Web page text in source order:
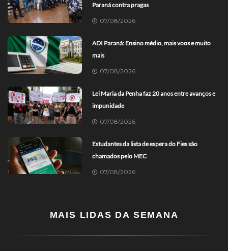
Paraná contra pragas
07/08/2026
ADI Paraná: Ensino médio, mais voos e muito
mais
07/08/2026
Lei Maria da Penha faz 20 anos entre avanços e
impunidade
07/08/2026
Estudantes da lista de espera do Fies são
chamados pelo MEC
07/08/2026
MAIS LIDAS DA SEMANA